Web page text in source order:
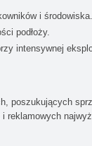
i środowiska.
podłoży.
intensywnej
poszukujących
reklamowych